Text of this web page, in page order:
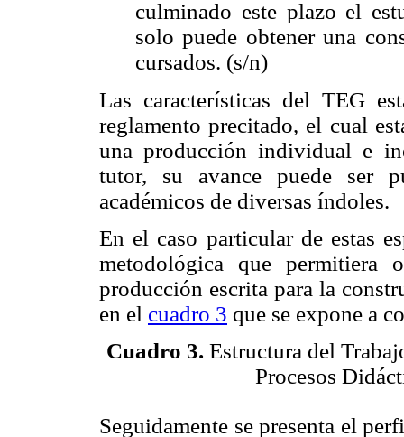
culminado este plazo el
solo puede obtener una
cursados. (s/n)
Las características del TEG
reglamento precitado, el cual
una producción individual e
tutor, su avance puede ser
académicos de diversas índoles.
En el caso particular de estas
metodológica que permitiera
producción escrita para la
en el cuadro 3 que se expone a
Cuadro 3. Estructura del
Procesos
Seguidamente se presenta el